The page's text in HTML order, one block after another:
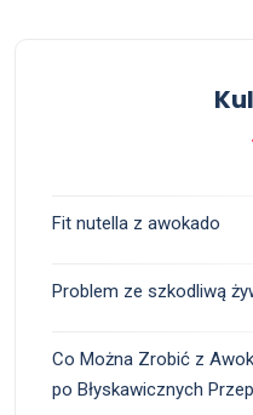
Fit nutella z awokado
Problem ze szkodliwą
Co Można Zrobić z
po Błyskawicznych